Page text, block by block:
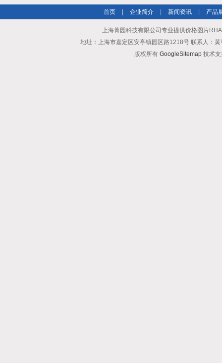
首页 企业简介 新闻资讯 产品
上海菁园科技有限公司专业提供价格图片
地址：上海市嘉定区安亭镇园区路1218号 联系人：
版权所有 GoogleSitemap技术支